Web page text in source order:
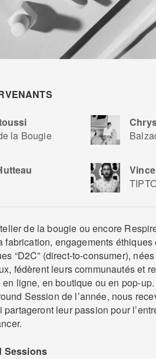
la Bougie
de la bougie ou encore
fabrication, engagements éthiques
“D2C” (direct-to-consumer),
fédèrent leurs communautés et
ligne, en boutique ou en pop-
Session de l’année, nous
partageront leur passion pour
Sessions